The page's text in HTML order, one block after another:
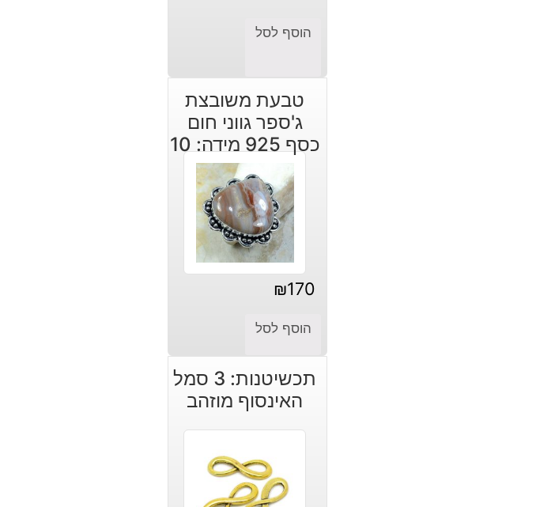
הוסף לסל
טבעת משובצת
ג'ספר גווני חום
כסף 925 מידה: 10
₪170
הוסף לסל
תכשיטנות: 3 סמל
האינסוף מוזהב